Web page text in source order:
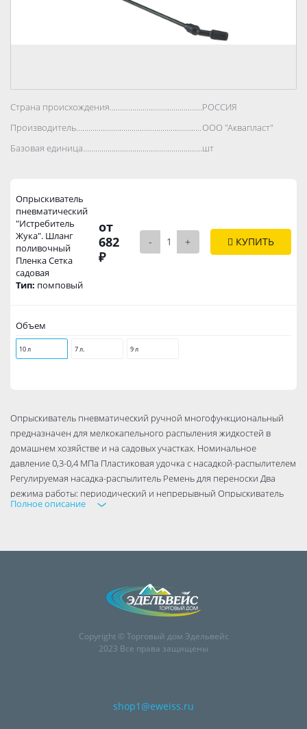
Страна происхождения..................................................................................
РОССИЯ
Производитель..................................................................................
ООО "Аквапласт"
Базовая единица..................................................................................
шт
Опрыскиватель
пневматический
"Истребитель
Жука". Шланг
поливочный
Пленка Сетка
садовая
Тип: помповый
от
682
₽
- + КУПИТЬ
Объем
10 л 7 л. 9 л
Опрыскиватель пневматический ручной многофункциональный
предназначен для мелкокапельного распыления жидкостей в
домашнем хозяйстве и на садовых участках. Номинальное
давление 0,3-0,4 МПа Пластиковая удочка с насадкой-распылителем
Регулируемая насадка-распылитель Ремень для переноски Два
режима работы: периодический и непрерывный Опрыскиватель
может эксплуатироваться при температуре от +1°С до +40°С и
Полное описание
Copyright © Торговый дом Эдельвейс
2023 Все права защищены
shop1@eweiss.ru